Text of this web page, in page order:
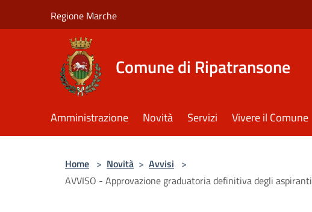
Regione Marche
Comune di Ripatransone
Amministrazione Novità Servizi Vivere il Comune
Home > Novità > Avvisi >
AVVISO - Approvazione graduatoria definitiva degli